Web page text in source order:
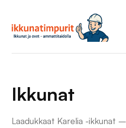
Ikkunat
Laadukkaat Karelia -ikkunat –